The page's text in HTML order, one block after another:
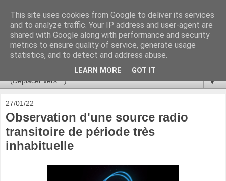
Ça se passe là haut
Astronomie, Astrophysique, Astroparticules, Cosmologie.
L'infini se contemple, indéfiniment. ISSN 2272-5768
▼
27/01/22
Observation d'une source radio
transitoire de période très
inhabituelle
This site uses cookies from Google to deliver its services
and to analyze traffic. Your IP address and user-agent are
shared with Google along with performance and security
metrics to ensure quality of service, generate usage
statistics, and to detect and address abuse.
LEARN MORE GOT IT